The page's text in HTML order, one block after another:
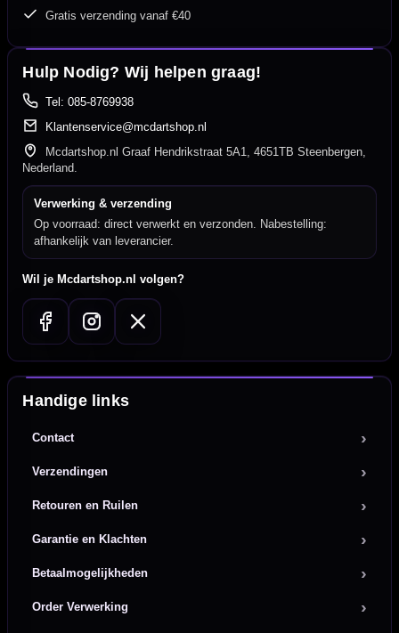
Gratis verzending vanaf €40
Hulp Nodig? Wij helpen graag!
Tel: 085-8769938
Klantenservice@mcdartshop.nl
Mcdartshop.nl Graaf Hendrikstraat 5A1, 4651TB Steenbergen,
Nederland.
Verwerking & verzending
Op voorraad: direct verwerkt en verzonden. Nabestelling:
afhankelijk van leverancier.
Wil je Mcdartshop.nl volgen?
Handige links
Contact
Verzendingen
Retouren en Ruilen
Garantie en Klachten
Betaalmogelijkheden
Order Verwerking